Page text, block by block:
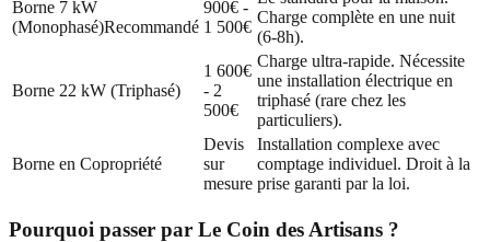
Borne 7 kW
(Monophasé)Recommandé
900€ -
1 500€
Charge complète en une nuit
(6-8h).
Borne 22 kW (Triphasé)
1 600€
- 2
500€
Charge ultra-rapide. Nécessite
une installation électrique en
triphasé (rare chez les
particuliers).
Borne en Copropriété
Devis
sur
mesure
Installation complexe avec
comptage individuel. Droit à la
prise garanti par la loi.
Pourquoi passer par Le Coin des Artisans ?